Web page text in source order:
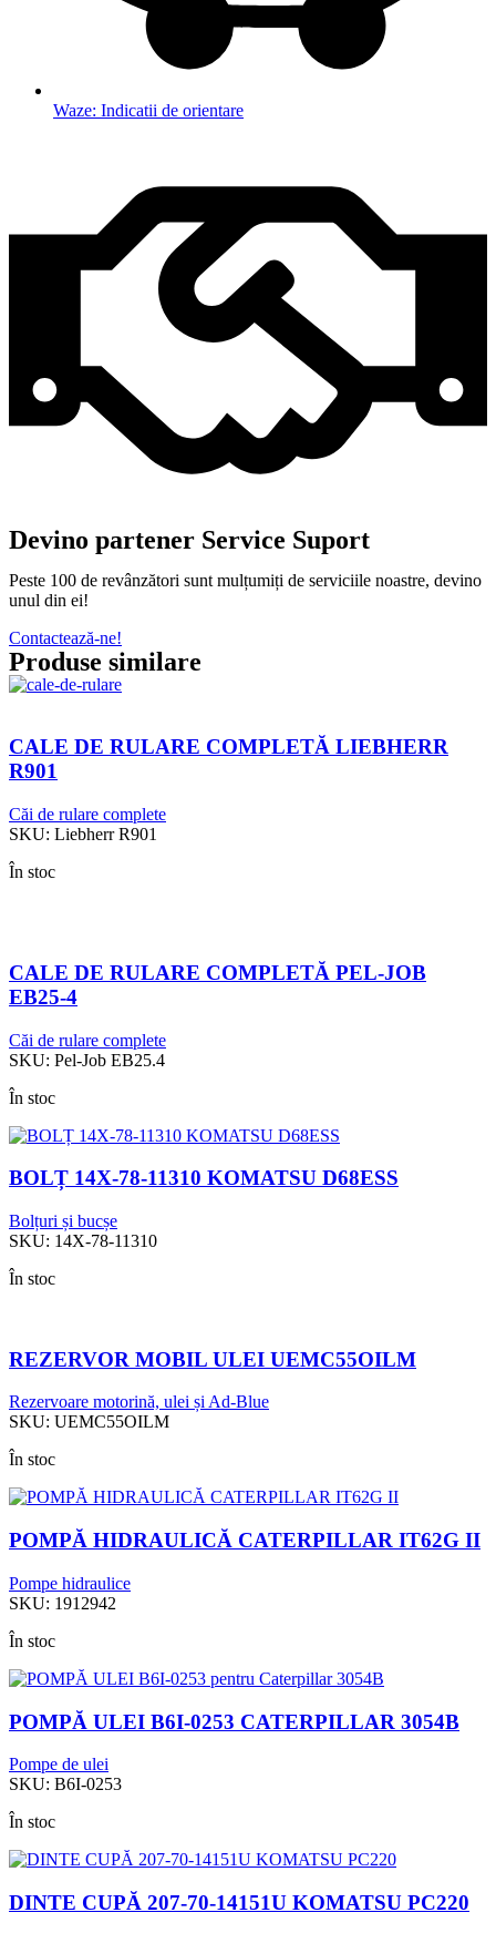
Waze: Indicatii de orientare
Devino partener Service Suport
Peste 100 de revânzători sunt mulțumiți de serviciile noastre, devino
unul din ei!
Contactează-ne!
Produse similare
CALE DE RULARE COMPLETĂ LIEBHERR
R901
Căi de rulare complete
SKU: Liebherr R901
În stoc
CALE DE RULARE COMPLETĂ PEL-JOB
EB25-4
Căi de rulare complete
SKU: Pel-Job EB25.4
În stoc
BOLȚ 14X-78-11310 KOMATSU D68ESS
Bolțuri și bucșe
SKU: 14X-78-11310
În stoc
REZERVOR MOBIL ULEI UEMC55OILM
Rezervoare motorină, ulei și Ad-Blue
SKU: UEMC55OILM
În stoc
POMPĂ HIDRAULICĂ CATERPILLAR IT62G II
Pompe hidraulice
SKU: 1912942
În stoc
POMPĂ ULEI B6I-0253 CATERPILLAR 3054B
Pompe de ulei
SKU: B6I-0253
În stoc
DINTE CUPĂ 207-70-14151U KOMATSU PC220